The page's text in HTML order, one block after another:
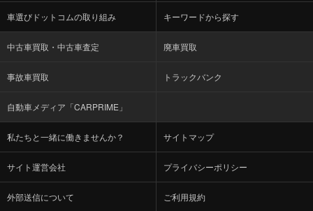
車選びドットコムの取り組み キーワードから探す
中古車買取・中古車査定 廃車買取
事故車買取 トラックバンク
自動車メディア「CARPRIME」
私たちと一緒に働きませんか？ サイトマップ
サイト運営会社 プライバシーポリシー
外部送信について ご利用規約